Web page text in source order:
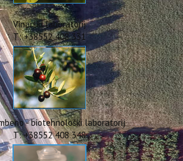
Vinarski laboratorij
T: +38552 408 331
- biotehnološki laboratorij
T: +38552 408 348